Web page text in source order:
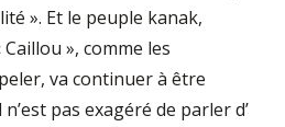
». Et le peuple kanak,
», comme les
va continuer à être
pas exagéré de parler d’